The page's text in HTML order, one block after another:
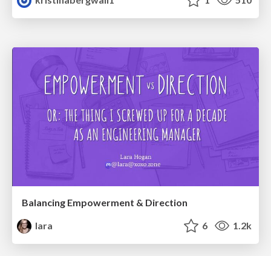
Balancing Empowerment & Direction
lara
6 1.2k